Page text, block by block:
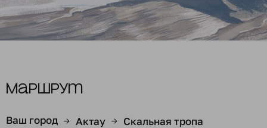
Маршрут
Ваш город → Актау → Скальная тропа